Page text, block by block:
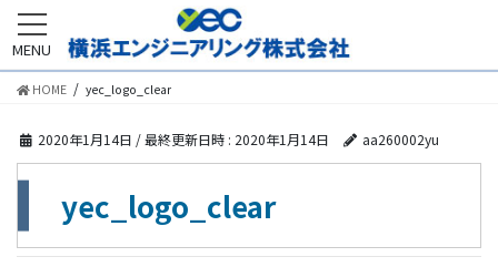
MENU
HOME yec_logo_clear
2020年1月14日 / 最終更新日時 : 2020年1月14日 aa260002yu
yec_logo_clear